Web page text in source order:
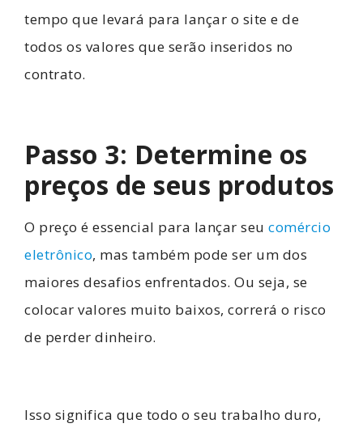
tempo que levará para lançar o site e de
todos os valores que serão inseridos no
contrato.
Passo 3: Determine os
preços de seus produtos
O preço é essencial para lançar seu comércio
eletrônico, mas também pode ser um dos
maiores desafios enfrentados. Ou seja, se
colocar valores muito baixos, correrá o risco
de perder dinheiro.
Isso significa que todo o seu trabalho duro,